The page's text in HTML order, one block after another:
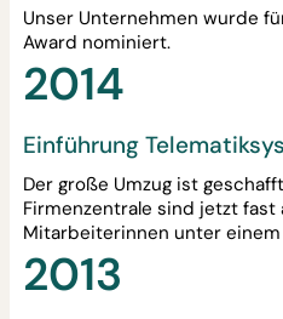
Unser Unternehmen wurde
Award nominiert.
2014
Einführung
Der große Umzug ist
Firmenzentrale sind jetzt
Mitarbeiterinnen unter einem
2013